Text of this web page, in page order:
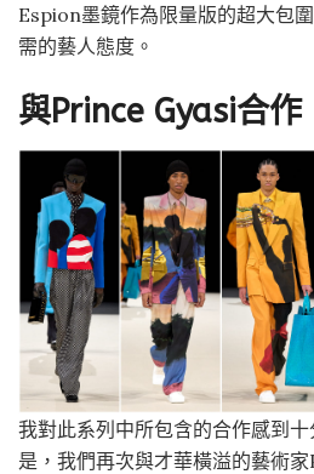
Espion墨鏡作為限量版的超大包
需的藝人態度。
與Prince Gyasi合作
我對此系列中所包含的合作感到
是，我們再次與才華橫溢的藝術